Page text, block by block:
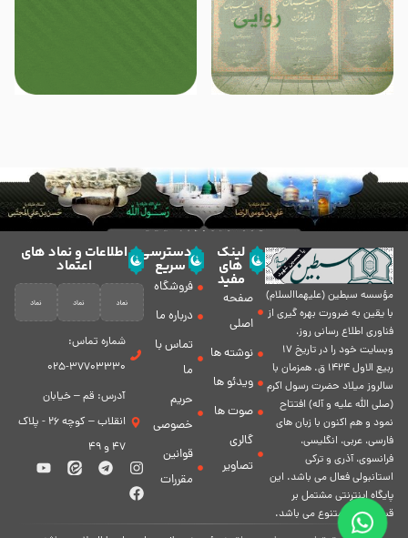
مؤسسه سبطين (عليهماالسلام)
با يقين به ضرورت بهره گیرى از
فناورى اطلاع رسانى روز،
وبسایت خود را در تاريخ 17
ربيع الاول 1424 ق. همزمان با
سالروز ميلاد حضرت رسول اكرم
(صلی الله علیه و آله) افتتاح
نمود و هم اكنون با زبان های
فارسی، عربى، انگلیسی،
فرانسوی، آذری و ترکی
استانبولی فعال مى باشد. اين
پايگاه اينترنتى مشتمل بر
قسمت هاى متنوع مى باشد.
لینک
های
مفید
صفحه
اصلی
نوشته ها
ویدئو ها
صوت ها
گالری
تصاویر
دسترسی
سریع
فروشگاه
درباره ما
تماس با
ما
حریم
خصوصی
قوانین
مقررات
اطلاعات و نماد های
اعتماد
شماره تماس:
37703330-025
آدرس: قم – خیابان
انقلاب – کوچه 26 - پلاک
47 و 49